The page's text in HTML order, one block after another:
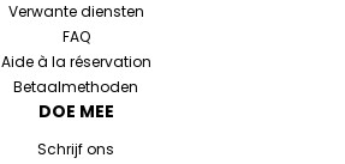
Verwante diensten
FAQ
Aide à la réservation
Betaalmethoden
DOE MEE
Schrijf ons